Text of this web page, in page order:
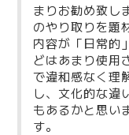
まりお勧め致し
のやり取りを題
内容が「日常的
どはあまり使用
で違和感なく理
し、文化的な違
もあるかと思い
す。